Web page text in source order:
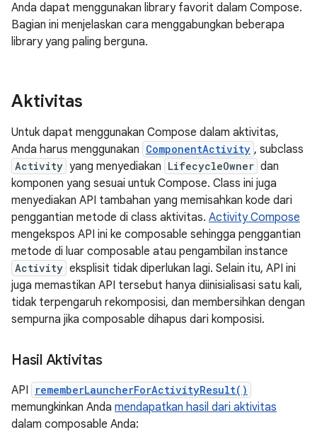
Anda dapat menggunakan library favorit dalam Compose.
Bagian ini menjelaskan cara menggabungkan beberapa
library yang paling berguna.
Aktivitas
Untuk dapat menggunakan Compose dalam aktivitas,
Anda harus menggunakan ComponentActivity , subclass
Activity yang menyediakan LifecycleOwner dan
komponen yang sesuai untuk Compose. Class ini juga
menyediakan API tambahan yang memisahkan kode dari
penggantian metode di class aktivitas. Activity Compose
mengekspos API ini ke composable sehingga penggantian
metode di luar composable atau pengambilan instance
Activity eksplisit tidak diperlukan lagi. Selain itu, API ini
juga memastikan API tersebut hanya diinisialisasi satu kali,
tidak terpengaruh rekomposisi, dan membersihkan dengan
sempurna jika composable dihapus dari komposisi.
Hasil Aktivitas
API rememberLauncherForActivityResult()
memungkinkan Anda mendapatkan hasil dari aktivitas
dalam composable Anda: